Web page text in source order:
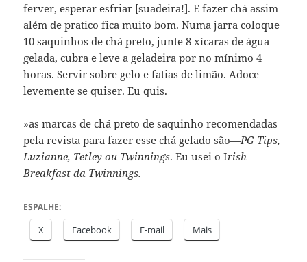
ferver, esperar esfriar [suadeira!]. E fazer chá assim
além de pratico fica muito bom. Numa jarra coloque
10 saquinhos de chá preto, junte 8 xícaras de água
gelada, cubra e leve a geladeira por no mínimo 4
horas. Servir sobre gelo e fatias de limão. Adoce
levemente se quiser. Eu quis.
»as marcas de chá preto de saquinho recomendadas
pela revista para fazer esse chá gelado são—PG Tips,
Luzianne, Tetley ou Twinnings. Eu usei o Irish
Breakfast da Twinnings.
ESPALHE:
X Facebook E-mail Mais